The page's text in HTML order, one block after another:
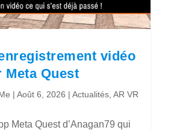
vidéo
Meta Quest
|Août 6, 2026 |Actualités ,AR VR
Meta Quest d’Anagan79 qui